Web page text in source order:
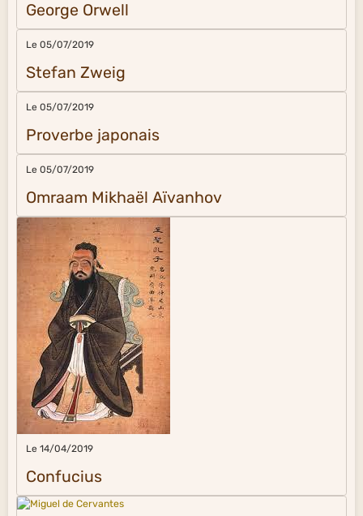
George Orwell
Le 05/07/2019
Stefan Zweig
Le 05/07/2019
Proverbe japonais
Le 05/07/2019
Omraam Mikhaël Aïvanhov
Le 14/04/2019
Confucius